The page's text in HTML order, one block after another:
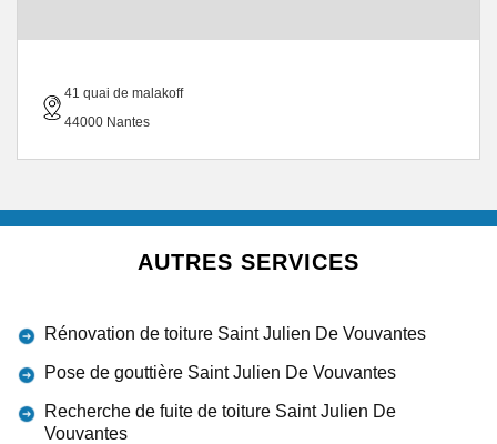
41 quai de malakoff
44000 Nantes
AUTRES SERVICES
Rénovation de toiture Saint Julien De Vouvantes
Pose de gouttière Saint Julien De Vouvantes
Recherche de fuite de toiture Saint Julien De
Vouvantes